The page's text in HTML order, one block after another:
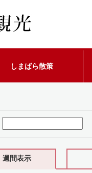
しまばら散策
週間表示